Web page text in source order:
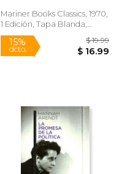
Mariner Books Classics, 1970,
1 Edición, Tapa Blanda,
Nuevo